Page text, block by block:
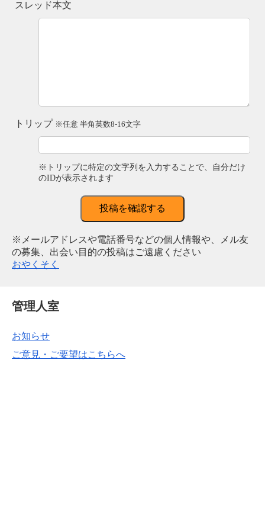
スレッド本文
トリップ ※任意 半角英数8-16文字
※トリップに特定の文字列を入力することで、自分だけ
のIDが表示されます
投稿を確認する
※メールアドレスや電話番号などの個人情報や、メル友
の募集、出会い目的の投稿はご遠慮ください
おやくそく
管理人室
お知らせ
ご意見・ご要望はこちらへ